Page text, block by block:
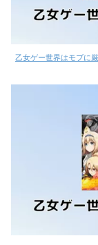
乙女ゲー世界はモブに